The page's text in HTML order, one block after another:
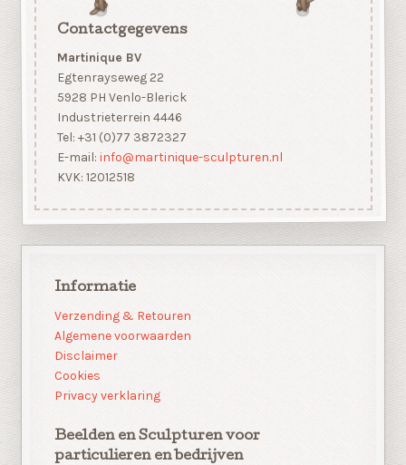
Contactgegevens
Martinique BV
Egtenrayseweg 22
5928 PH Venlo-Blerick
Industrieterrein 4446
Tel: +31 (0)77 3872327
E-mail: info@martinique-sculpturen.nl
KVK: 12012518
Informatie
Verzending & Retouren
Algemene voorwaarden
Disclaimer
Cookies
Privacy verklaring
Beelden en Sculpturen voor
particulieren en bedrijven